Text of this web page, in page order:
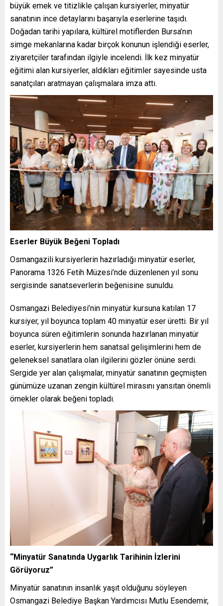
büyük emek ve titizlikle çalışan kursiyerler, minyatür
sanatının ince detaylarını başarıyla eserlerine taşıdı.
Doğadan tarihi yapılara, kültürel motiflerden Bursa’nın
simge mekanlarına kadar birçok konunun işlendiği eserler,
ziyaretçiler tarafından ilgiyle incelendi. İlk kez minyatür
eğitimi alan kursiyerler, aldıkları eğitimler sayesinde usta
sanatçıları aratmayan çalışmalara imza attı.
Eserler Büyük Beğeni Topladı
Osmangazili kursiyerlerin hazırladığı minyatür eserler,
Panorama 1326 Fetih Müzesi’nde düzenlenen yıl sonu
sergisinde sanatseverlerin beğenisine sunuldu.
Osmangazi Belediyesi’nin minyatür kursuna katılan 17
kursiyer, yıl boyunca toplam 40 minyatür eser üretti. Bir yıl
boyunca süren eğitimlerin sonunda hazırlanan minyatür
eserler, kursiyerlerin hem sanatsal gelişimlerini hem de
geleneksel sanatlara olan ilgilerini gözler önüne serdi.
Sergide yer alan çalışmalar, minyatür sanatının geçmişten
günümüze uzanan zengin kültürel mirasını yansıtan önemli
örnekler olarak beğeni topladı.
“Minyatür Sanatında Uygarlık Tarihinin İzlerini
Görüyoruz”
Minyatür sanatının insanlık yaşıt olduğunu söyleyen
Osmangazi Belediye Başkan Yardımcısı Mutlu Esendemir,